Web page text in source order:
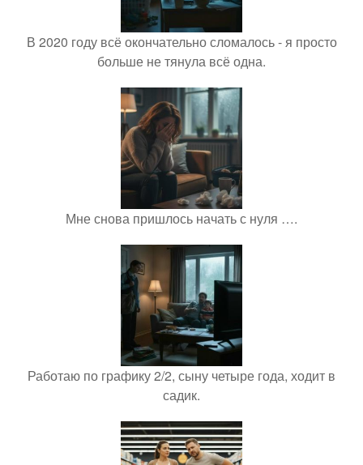
В 2020 году всё окончательно сломалось - я просто
больше не тянула всё одна.
Мне снова пришлось начать с нуля ….
Работаю по графику 2/2, сыну четыре года, ходит в
садик.